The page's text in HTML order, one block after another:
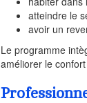
atteindre le
avoir un
Le programme
améliorer le